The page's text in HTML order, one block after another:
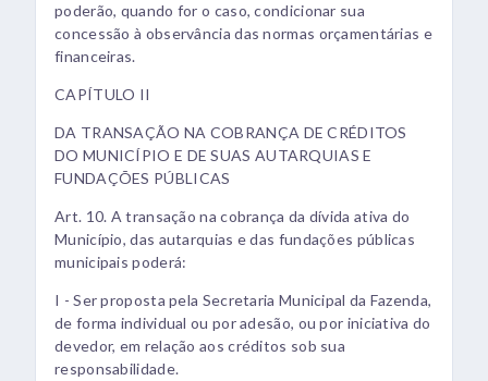
poderão, quando for o caso, condicionar sua
concessão à observância das normas orçamentárias e
financeiras.
CAPÍTULO II
DA TRANSAÇÃO NA COBRANÇA DE CRÉDITOS
DO MUNICÍPIO E DE SUAS AUTARQUIAS E
FUNDAÇÕES PÚBLICAS
Art. 10. A transação na cobrança da dívida ativa do
Município, das autarquias e das fundações públicas
municipais poderá:
I - Ser proposta pela Secretaria Municipal da Fazenda,
de forma individual ou por adesão, ou por iniciativa do
devedor, em relação aos créditos sob sua
responsabilidade.